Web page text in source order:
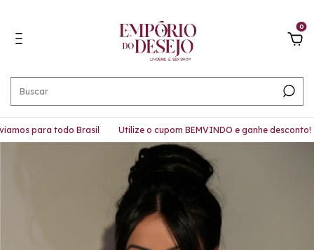
0
para todo Brasil Utilize o cupom BEMVINDO e ganhe desconto!